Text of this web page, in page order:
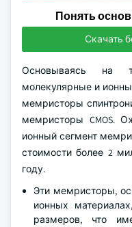
Понять
Скачать
Основываясь на
молекулярные и
мемристоры
мемристоры CMOS.
ионный сегмент
стоимости более 2
году.
Эти мемристоры,
ионных
размеров, что